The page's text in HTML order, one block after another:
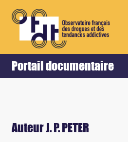
Portail documentaire
Accueil Retour
Auteur J. P. PETER